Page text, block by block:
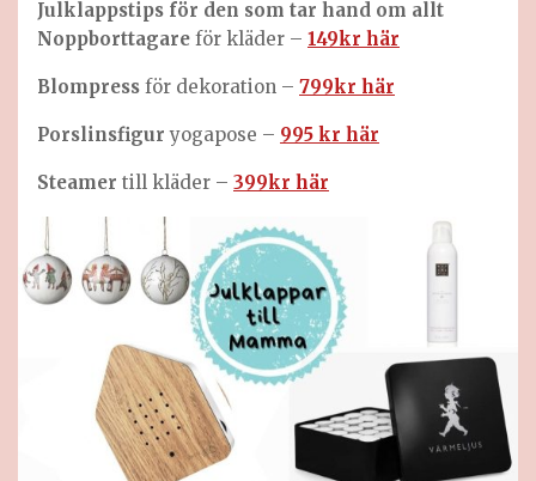
Julklappstips för den som tar hand om allt
Noppborttagare för kläder – 149kr här
Blompress för dekoration – 799kr här
Porslinsfigur yogapose – 995 kr här
Steamer till kläder – 399kr här